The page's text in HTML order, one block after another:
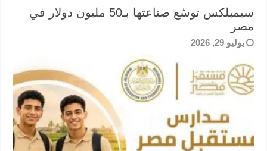
سيمبلكس توسّع صناعتها بـ50 مليون دولار في
مصر
يوليو 29, 2026